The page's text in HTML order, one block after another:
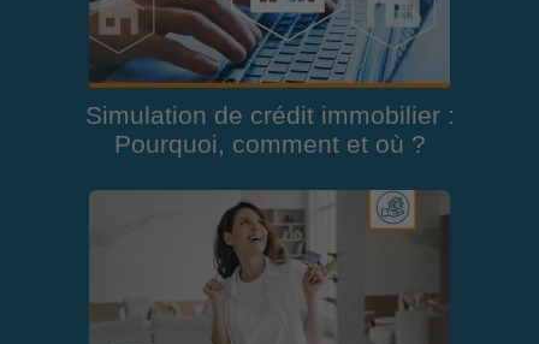
Simulation de crédit immobilier :
Pourquoi, comment et où ?